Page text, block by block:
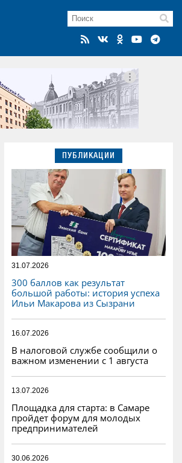
ПУБЛИКАЦИИ
31.07.2026
300 баллов как результат
большой работы: история успеха
Ильи Макарова из Сызрани
16.07.2026
В налоговой службе сообщили о
важном изменении с 1 августа
13.07.2026
Площадка для старта: в Самаре
пройдет форум для молодых
предпринимателей
30.06.2026